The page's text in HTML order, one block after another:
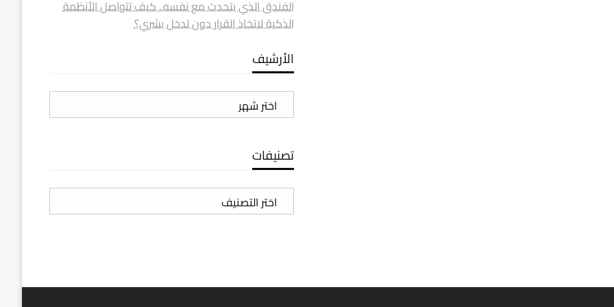
الفندق الذي يتحدث مع نفسه.. كيف تتواصل الأنظمة
الذكية لاتخاذ القرار دون تدخل بشري؟
الأرشيف
الأرشيف
تصنيفات
تصنيفات